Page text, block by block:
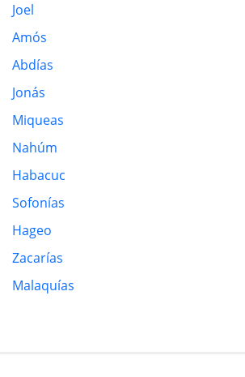
Joel
Amós
Abdías
Jonás
Miqueas
Nahúm
Habacuc
Sofonías
Hageo
Zacarías
Malaquías